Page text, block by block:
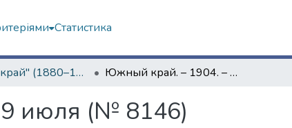
Статистика
"Южный край" (1880–1919 гг.) Южный край. – 1904. – 9 июля (№ 8146)
июля (№ 8146)